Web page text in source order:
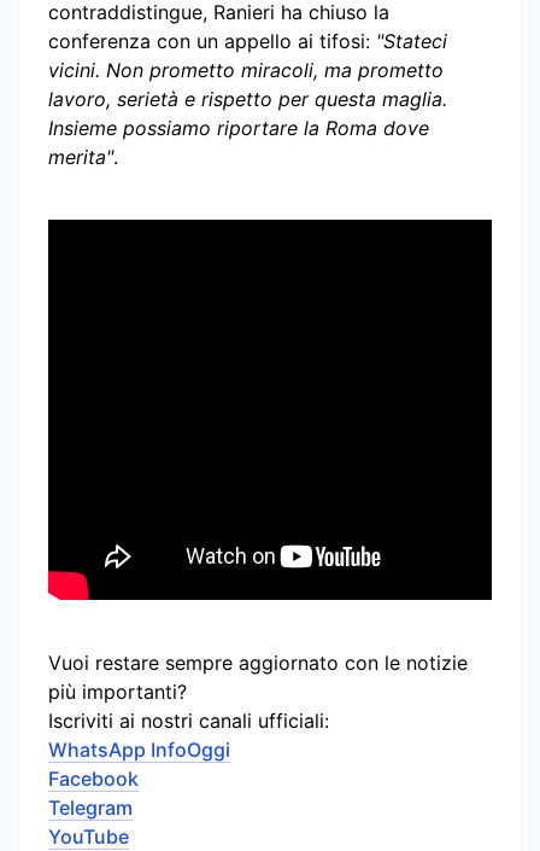
contraddistingue, Ranieri ha chiuso la
conferenza con un appello ai tifosi: "Stateci
vicini. Non prometto miracoli, ma prometto
lavoro, serietà e rispetto per questa maglia.
Insieme possiamo riportare la Roma dove
merita".
Vuoi restare sempre aggiornato con le notizie
più importanti?
Iscriviti ai nostri canali ufficiali:
WhatsApp InfoOggi
Facebook
Telegram
YouTube